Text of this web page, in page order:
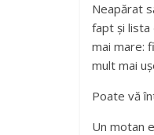
Neapărat
fapt și lista
mai mare:
mult mai
Poate vă
Un motan